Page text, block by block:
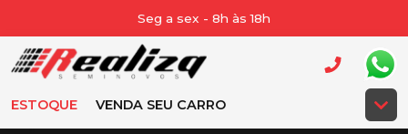
Seg a sex - 8h às 18h
ESTOQUE VENDA SEU CARRO